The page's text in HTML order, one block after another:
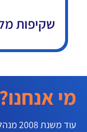
שקיפות
מי אנחנו?
עוד